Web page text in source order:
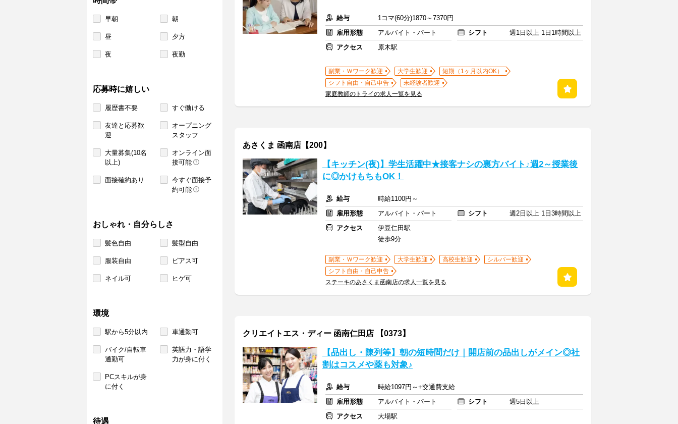
早朝 朝
昼 夕方
夜 夜勤
応募時に嬉しい
履歴書不要 すぐ働ける
友達と応募歓
迎
オープニング
スタッフ
大量募集(10名
以上)
オンライン面
接可能
面接確約あり
今すぐ面接予
約可能
おしゃれ・自分らしさ
髪色自由 髪型自由
服装自由 ピアス可
ネイル可 ヒゲ可
環境
駅から5分以内 車通勤可
バイク/自転車
通勤可
英語力・語学
力が身に付く
PCスキルが身
に付く
待遇
給与
1コマ(60分)1870～7370円
雇用形態
アルバイト・パート シフト
週1日以上 1日1時間以上
アクセス
原木駅
副業・Ｗワーク歓迎 大学生歓迎
短期（1ヶ月以内OK）
シフト自由・自己申告
未経験者歓迎
家庭教師のトライの求人一覧を見る
あさくま 函南店【200】
【キッチン(夜)】学生活躍中★接客ナシの裏方バイト♪週2～授業後
に◎かけもちもOK！
給与
時給1100円～
雇用形態
アルバイト・パート シフト
週2日以上 1日3時間以上
アクセス
伊豆仁田駅
徒歩9分
副業・Ｗワーク歓迎 大学生歓迎 高校生歓迎
シルバー歓迎
シフト自由・自己申告
ステーキのあさくま函南店の求人一覧を見る
クリエイトエス・ディー 函南仁田店 【0373】
【品出し・陳列等】朝の短時間だけ｜開店前の品出しがメイン◎社
割はコスメや薬も対象♪
給与
時給1097円～+交通費支給
雇用形態
アルバイト・パート シフト
週5日以上
アクセス
大場駅